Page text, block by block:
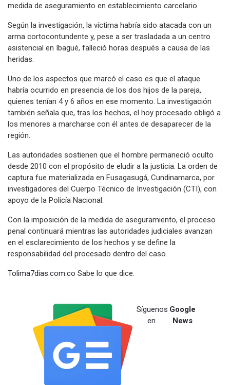
medida de aseguramiento en establecimiento carcelario.
Según la investigación, la víctima habría sido atacada con un
arma cortocontundente y, pese a ser trasladada a un centro
asistencial en Ibagué, falleció horas después a causa de las
heridas.
Uno de los aspectos que marcó el caso es que el ataque
habría ocurrido en presencia de los dos hijos de la pareja,
quienes tenían 4 y 6 años en ese momento. La investigación
también señala que, tras los hechos, el hoy procesado obligó a
los menores a marcharse con él antes de desaparecer de la
región.
Las autoridades sostienen que el hombre permaneció oculto
desde 2010 con el propósito de eludir a la justicia. La orden de
captura fue materializada en Fusagasugá, Cundinamarca, por
investigadores del Cuerpo Técnico de Investigación (CTI), con
apoyo de la Policía Nacional.
Con la imposición de la medida de aseguramiento, el proceso
penal continuará mientras las autoridades judiciales avanzan
en el esclarecimiento de los hechos y se define la
responsabilidad del procesado dentro del caso.
Tolima7dias.com.co Sabe lo que dice.
Síguenos
en
Google
News